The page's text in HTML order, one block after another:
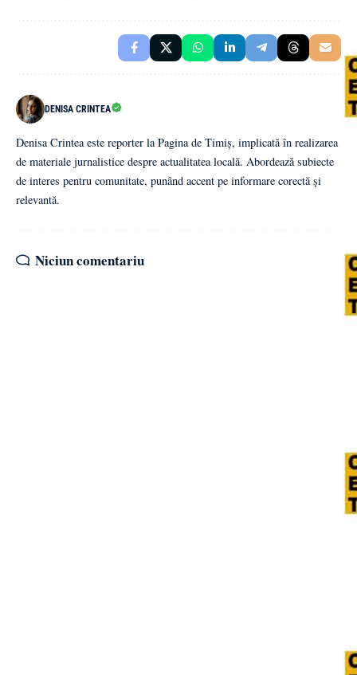
DENISA CRINTEA
Denisa Crintea este reporter la Pagina de Timiș, implicată în realizarea
de materiale jurnalistice despre actualitatea locală. Abordează subiecte
de interes pentru comunitate, punând accent pe informare corectă și
relevantă.
Niciun comentariu